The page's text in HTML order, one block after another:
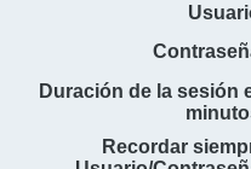
Duración de la sesión
Recordar